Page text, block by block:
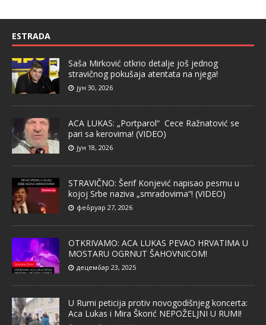
ESTRADA
Saša Mirković otkrio detalje još jednog
stravičnog pokušaja atentata na njega!
јун 30, 2026
ACA LUKAS: „Portparol“ Cece Ražnatović se
pari sa kerovima! (VIDEO)
јун 18, 2026
STRAVIČNO: Šerif Konjević napisao pesmu u
kojoj Srbe naziva „smradovima“! (VIDEO)
фебруар 27, 2026
OTKRIVAMO: ACA LUKAS PEVAO HRVATIMA U
MOSTARU OGRNUT ŠAHOVNICOM!
децембар 23, 2025
U Rumi peticija protiv novogodišnjeg koncerta:
Aca Lukas i Mira Škorić NEPOŽELJNI U RUMI!